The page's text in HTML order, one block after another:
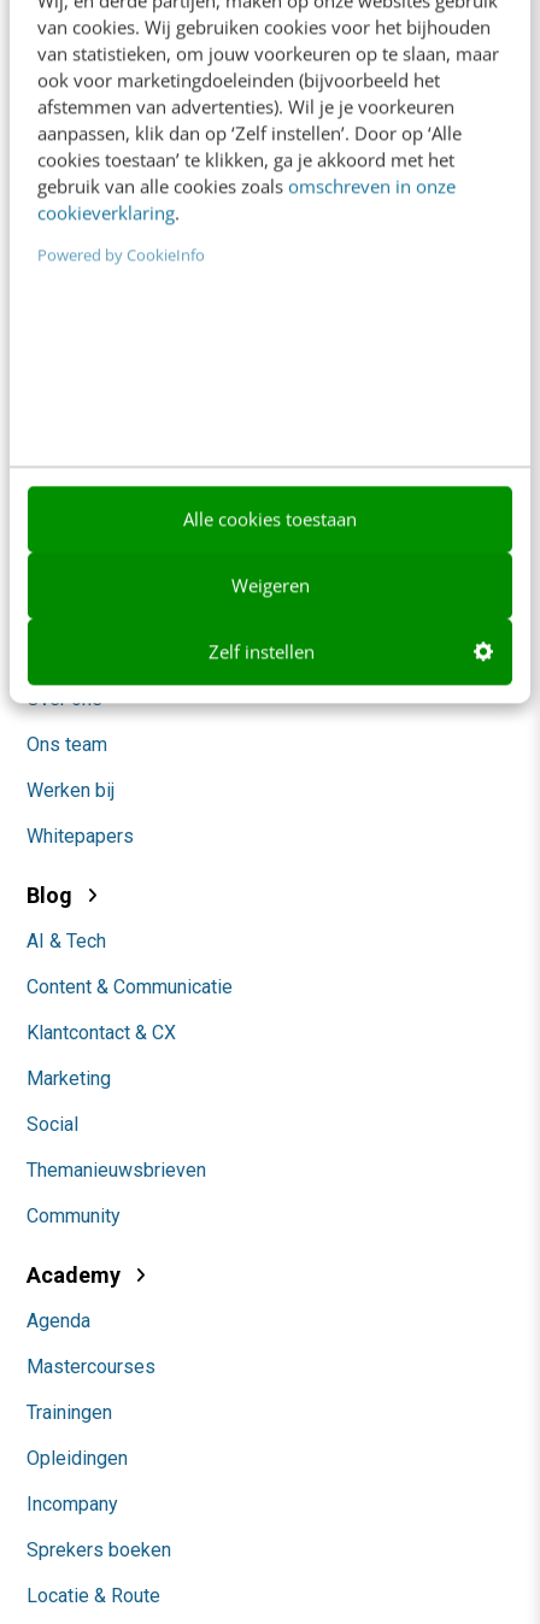
van cookies. Wij gebruiken cookies voor het bijhouden
van statistieken, om jouw voorkeuren op te slaan, maar
ook voor marketingdoeleinden (bijvoorbeeld het
afstemmen van advertenties). Wil je je voorkeuren
aanpassen, klik dan op ‘Zelf instellen’. Door op ‘Alle
cookies toestaan’ te klikken, ga je akkoord met het
gebruik van alle cookies zoals omschreven in onze
cookieverklaring.
Powered by CookieInfo
Alle cookies toestaan
Weigeren
Zelf instellen
direct.
Meer weten
Contact Redactie
Adverteren
Over ons
Ons team
Werken bij
Whitepapers
Blog
AI & Tech
Content & Communicatie
Klantcontact & CX
Marketing
Social
Themanieuwsbrieven
Community
Academy
Agenda
Mastercourses
Trainingen
Opleidingen
Incompany
Sprekers boeken
Locatie & Route